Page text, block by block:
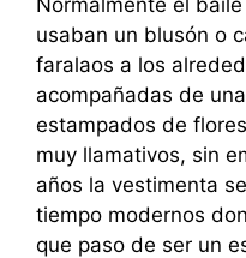
usaban un blusón o
faralaos a los
acompañadas de
estampados de
muy llamativos, sin
años la vestimenta
tiempo modernos
que paso de ser un